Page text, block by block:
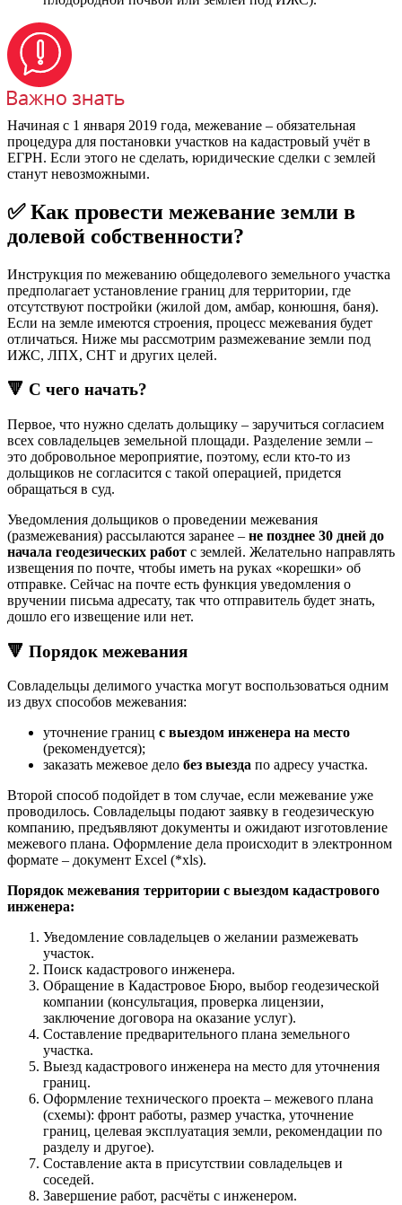
Начиная с 1 января 2019 года, межевание – обязательная
процедура для постановки участков на кадастровый учёт в
ЕГРН. Если этого не сделать, юридические сделки с землей
станут невозможными.
✅ Как провести межевание земли в
долевой собственности?
Инструкция по межеванию общедолевого земельного участка
предполагает установление границ для территории, где
отсутствуют постройки (жилой дом, амбар, конюшня, баня).
Если на земле имеются строения, процесс межевания будет
отличаться. Ниже мы рассмотрим размежевание земли под
ИЖС, ЛПХ, СНТ и других целей.
🔻 С чего начать?
Первое, что нужно сделать дольщику – заручиться согласием
всех совладельцев земельной площади. Разделение земли –
это добровольное мероприятие, поэтому, если кто-то из
дольщиков не согласится с такой операцией, придется
обращаться в суд.
Уведомления дольщиков о проведении межевания
(размежевания) рассылаются заранее – не позднее 30 дней до
начала геодезических работ с землей. Желательно направлять
извещения по почте, чтобы иметь на руках «корешки» об
отправке. Сейчас на почте есть функция уведомления о
вручении письма адресату, так что отправитель будет знать,
дошло его извещение или нет.
🔻 Порядок межевания
Совладельцы делимого участка могут воспользоваться одним
из двух способов межевания:
уточнение границ с выездом инженера на место
(рекомендуется);
заказать межевое дело без выезда по адресу участка.
Второй способ подойдет в том случае, если межевание уже
проводилось. Совладельцы подают заявку в геодезическую
компанию, предъявляют документы и ожидают изготовление
межевого плана. Оформление дела происходит в электронном
формате – документ Excel (*xls).
Порядок межевания территории с выездом кадастрового
инженера:
Уведомление совладельцев о желании размежевать
участок.
Поиск кадастрового инженера.
Обращение в Кадастровое Бюро, выбор геодезической
компании (консультация, проверка лицензии,
заключение договора на оказание услуг).
Составление предварительного плана земельного
участка.
Выезд кадастрового инженера на место для уточнения
границ.
Оформление технического проекта – межевого плана
(схемы): фронт работы, размер участка, уточнение
границ, целевая эксплуатация земли, рекомендации по
разделу и другое).
Составление акта в присутствии совладельцев и
соседей.
Завершение работ, расчёты с инженером.